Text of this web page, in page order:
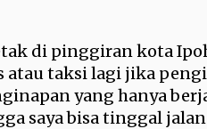
di pinggiran kota
taksi lagi jika
yang hanya
saya bisa tinggal